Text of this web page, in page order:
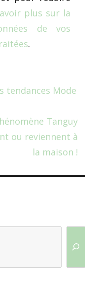
plus sur la
de vos
.
tendances Mode
Tanguy
ou reviennent à
la maison !